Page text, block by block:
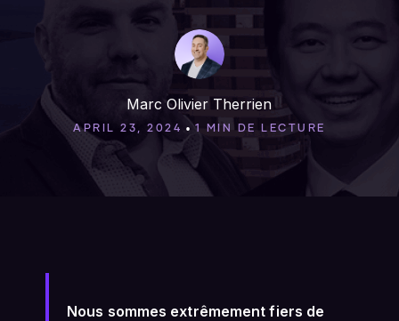
Marc Olivier Therrien
APRIL 23, 2024 • 1 MIN DE LECTURE
Nous sommes extrêmement fiers de